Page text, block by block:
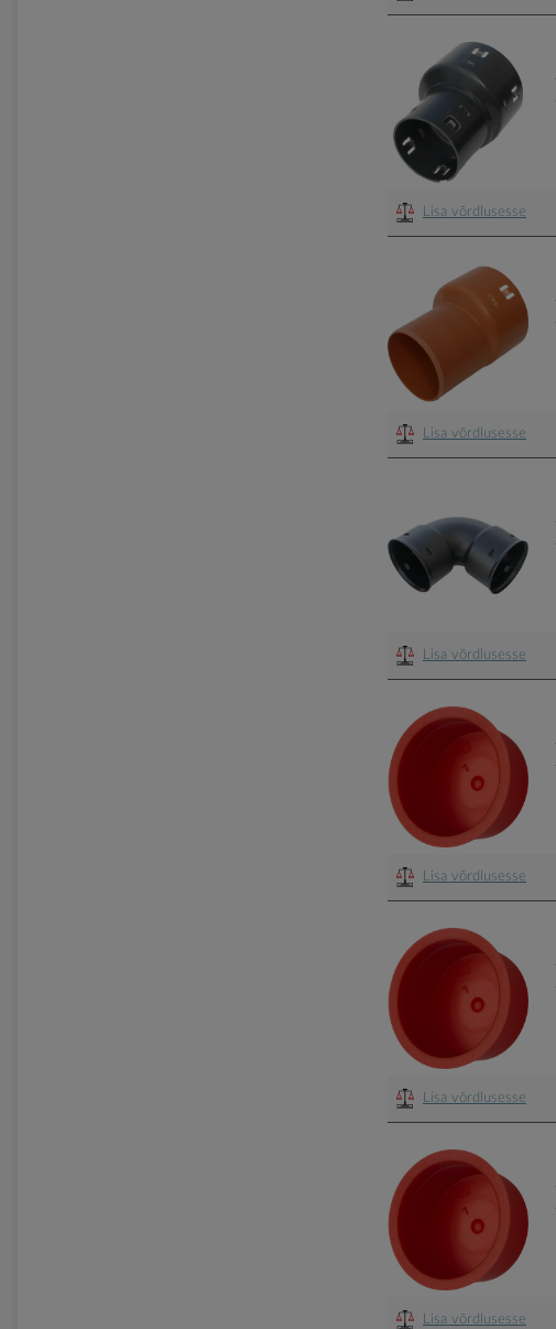
Lisa võrdlusesse
Lisa võrdlusesse
Lisa võrdlusesse
Lisa võrdlusesse
Lisa võrdlusesse
Lisa võrdlusesse